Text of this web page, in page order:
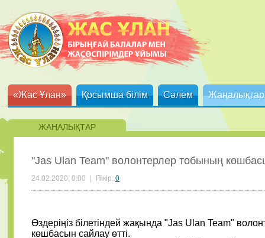
«Жас Ұлан» Қосымша білім Сәлем Жаңалықтар
ЖАҢАЛЫҚТАР
"Jas Ulan Team" волонтерлер тобының
24.02.2020, 0:00 Пікір: 0
Өздеріңіз білетіндей жақында "Jas Ulan Team"
көшбасын сайлау өтті.